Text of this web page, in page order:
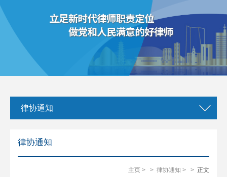
律协通知
律协通知
主页 > > 律协通知 > > 正文